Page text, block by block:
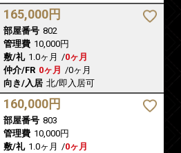
165,000円
部屋番号 802
管理費 10,000円
敷/礼 1.0ヶ月 /0ヶ月
仲介/FR 0ヶ月 /0ヶ月
向き/入居 北/即入居可
160,000円
部屋番号 803
管理費 10,000円
敷/礼 1.0ヶ月 /0ヶ月